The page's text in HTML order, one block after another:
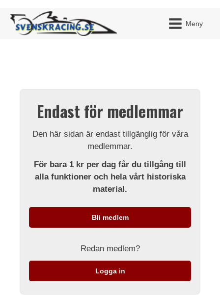
Meny
Endast för medlemmar
Den här sidan är endast tillgänglig för våra
medlemmar.
För bara 1 kr per dag får du tillgång till
alla funktioner och hela vårt historiska
material.
Bli medlem
Redan medlem?
Logga in